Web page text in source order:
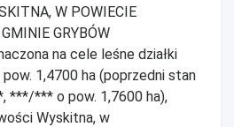
W POWIECIE
GRYBÓW
na cele leśne działki
1,4700 ha (poprzedni stan
***/*** o pow. 1,7600 ha),
Wyskitna, w